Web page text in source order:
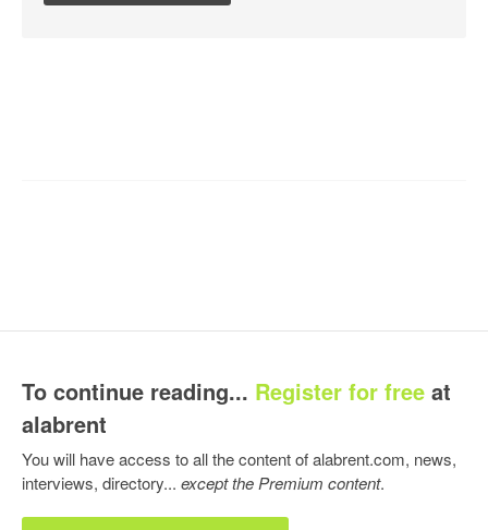
To continue reading... Register for free at
alabrent
You will have access to all the content of alabrent.com, news,
interviews, directory... except the Premium content.